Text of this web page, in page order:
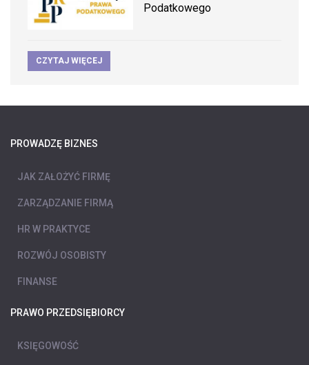
Podatkowego
CZYTAJ WIĘCEJ
PROWADZĘ BIZNES
JAK ZAŁOŻYĆ FIRMĘ
ZARZĄDZANIE FIRMĄ
HR W PRAKTYCE
ROZWÓJ OSOBISTY
FINANSE
PRAWO PRZEDSIĘBIORCY
KSIĘGOWOŚĆ